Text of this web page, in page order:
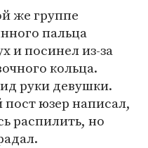
же группе
пальца
и посинел из-за
кольца.
руки девушки.
юзер написал,
распилить, но